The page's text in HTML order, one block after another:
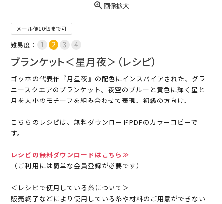
画像拡大
メール便10個まで可
難易度：
ブランケット＜星月夜＞（レシピ）
ゴッホの代表作『月星夜』の配色にインスパイアされた、グラ
ニースクエアのブランケット。夜空のブルーと黄色に輝く星と
月を大小のモチーフを組み合わせて表現。初級の方向け。
こちらのレシピは、無料ダウンロードPDFのカラーコピーで
す。
レシピの無料ダウンロードはこちら≫
（ご利用には簡単な会員登録が必要です）
＜レシピで使用している糸について＞
販売終了などにより使用している糸や材料のご用意ができない